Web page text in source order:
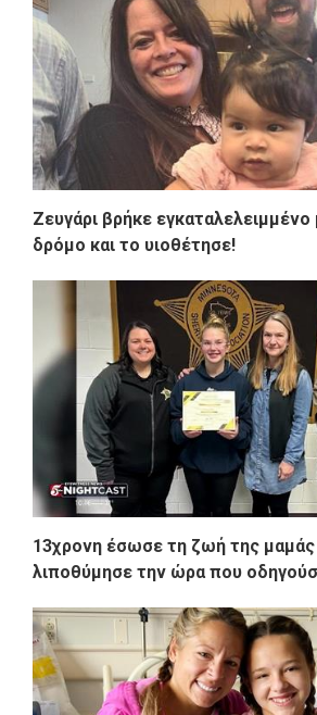
Ζευγάρι βρήκε
δρόμο και το υιοθέτησε!
13χρονη έσωσε τη ζωή της
λιποθύμησε την ώρα που